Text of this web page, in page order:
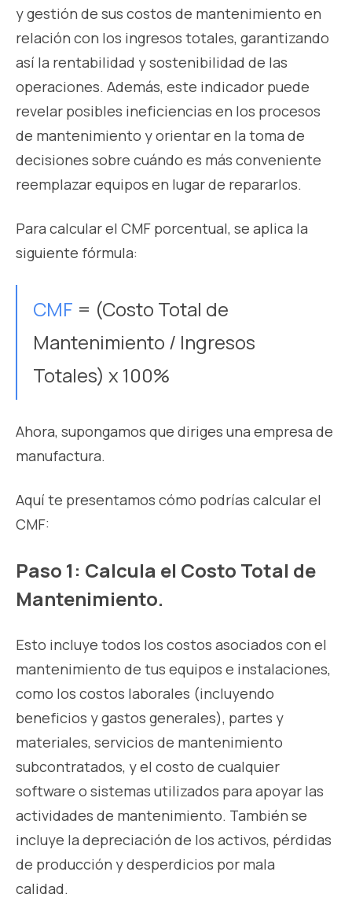
y gestión de sus costos de mantenimiento en
relación con los ingresos totales, garantizando
así la rentabilidad y sostenibilidad de las
operaciones. Además, este indicador puede
revelar posibles ineficiencias en los procesos
de mantenimiento y orientar en la toma de
decisiones sobre cuándo es más conveniente
reemplazar equipos en lugar de repararlos.
Para calcular el CMF porcentual, se aplica la
siguiente fórmula:
CMF = (Costo Total de
Mantenimiento / Ingresos
Totales) x 100%
Ahora, supongamos que diriges una empresa de
manufactura.
Aquí te presentamos cómo podrías calcular el
CMF:
Paso 1: Calcula el Costo Total de
Mantenimiento.
Esto incluye todos los costos asociados con el
mantenimiento de tus equipos e instalaciones,
como los costos laborales (incluyendo
beneficios y gastos generales), partes y
materiales, servicios de mantenimiento
subcontratados, y el costo de cualquier
software o sistemas utilizados para apoyar las
actividades de mantenimiento. También se
incluye la depreciación de los activos, pérdidas
de producción y desperdicios por mala
calidad.